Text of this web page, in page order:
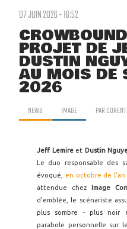
07 JUIN 2026 - 16:52
PROJET DE
DUSTIN
AU MOIS DE
2026
NEWS IMAGE PAR
Jeff Lemireet Dustin
Le duo responsable des
évoqué,
en octobre de l'an
attendue chez Image
d'emblée, le scénariste
plus sombre - plus noir
parabole personnelle sur